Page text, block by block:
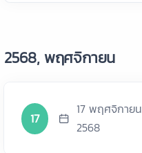
2568, พฤศจิกายน
17
17 พฤศจิกายน
2568